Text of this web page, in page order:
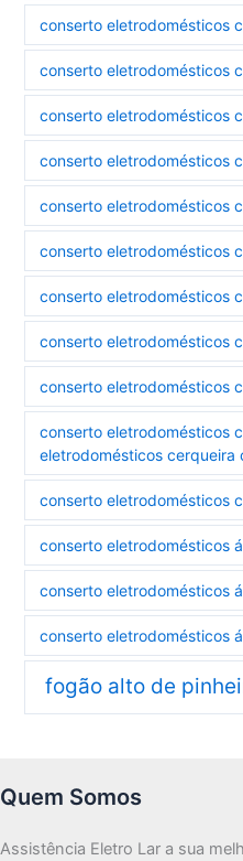
conserto eletrodomésticos
conserto eletrodomésticos
conserto eletrodomésticos
conserto eletrodomésticos
conserto eletrodomésticos
conserto eletrodomésticos
conserto eletrodomésticos
conserto eletrodomésticos
conserto eletrodomésticos
conserto eletrodomésticos
eletrodomésticos cerqueira
conserto eletrodomésticos
conserto eletrodomésticos
conserto eletrodomésticos
conserto eletrodomésticos
fogão alto de
Quem Somos
Assistência Eletro Lar a sua